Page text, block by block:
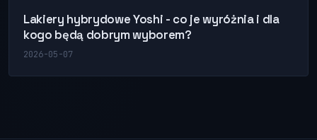
Lakiery hybrydowe Yoshi - co je wyróżnia i dla
kogo będą dobrym wyborem?
2026-05-07